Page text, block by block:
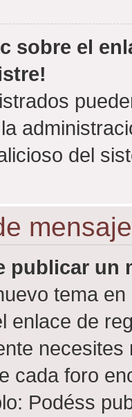
sobre el
del
publicar un
tema
enlace de
cada foro
Podéss